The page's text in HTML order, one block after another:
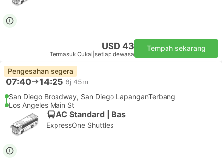
USD 43
Termasuk Cukai setiap dewasa
Tempah sekarang
Pengesahan segera
07:40 14:25 6j 45m
San Diego Broadway, San Diego LapanganTerbang
Los Angeles Main St
AC Standard | Bas
ExpressOne Shuttles